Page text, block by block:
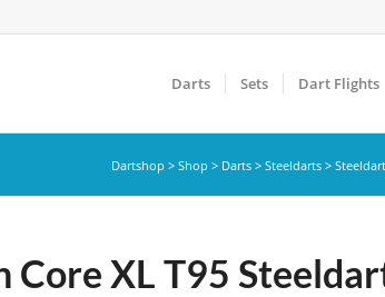
Darts Sets Dart Flights
Dartshop > Shop > Darts > Steeldarts >
Core XL T95